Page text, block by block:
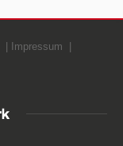
Impressum